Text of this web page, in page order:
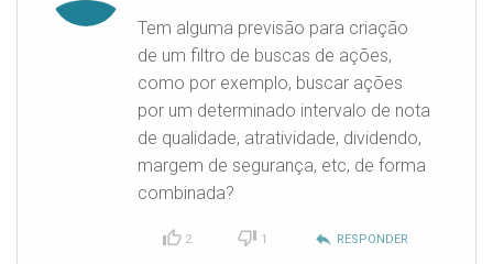
Tem alguma previsão para criação
de um filtro de buscas de ações,
como por exemplo, buscar ações
por um determinado intervalo de nota
de qualidade, atratividade, dividendo,
margem de segurança, etc, de forma
combinada?
reply RESPONDER
1
2